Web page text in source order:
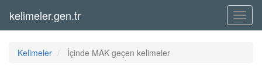
Menü
kelimeler.gen.tr
Kelimeler İçinde MAK geçen kelimeler